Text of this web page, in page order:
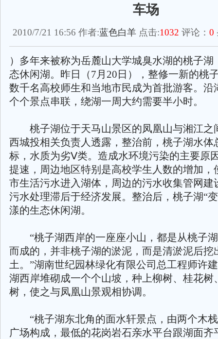
车场
2010/7/21 16:56 作者:蓝色白羊 点击:1032 评论： 0
）多年来被称为岳麓山大学城臭水湖的桃子湖
态休闲湖。昨日（7月20日），整修一新的桃
数千名高校师生和当地市民成为首批游客。沿
个个景点串联，绕湖一周大约需要半小时。
桃子湖位于天马山景区的凤凰山与湘江之
西城投相关负责人透露，整治前，桃子湖水体
标，水质为劣Ⅴ类。造成水环境污染的主要原
提速，周边地区特别是高校学生人数的增加，
市生活污水进入湖体，周边的污水收集管网建
污水处理滞后于经济发展。整治后，桃子湖“
漾的生态休闲湖。
“桃子湖西岸的一座座小山，都是从桃子
而成的，并非桃子湖的淤泥，而是清淤泥后挖
土。”湖南世纪园林绿化有限公司总工程师许
湖西岸堆砌成一个个山坡，种上柳树、桂花树
树，使之与凤凰山景观相协调。
“桃子湖东北角的面水轩景点，由两个木
广场构成，最低的花岗岩石亲水平台跟湖面齐